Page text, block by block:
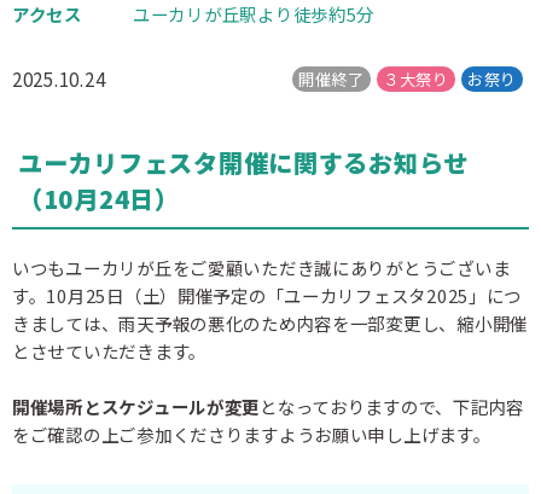
アクセス
ユーカリが丘駅より徒歩約5分
2025.10.24 開催終了 ３大祭り お祭り
ユーカリフェスタ開催に関するお知らせ
（10月24日）
いつもユーカリが丘をご愛顧いただき誠にありがとうございま
す。10月25日（土）開催予定の「ユーカリフェスタ2025」につ
きましては、雨天予報の悪化のため内容を一部変更し、縮小開催
とさせていただきます。
開催場所とスケジュールが変更となっておりますので、下記内容
をご確認の上ご参加くださりますようお願い申し上げます。